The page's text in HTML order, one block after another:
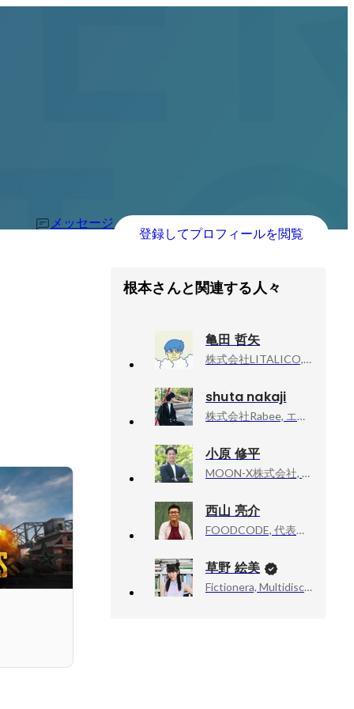
メッセージ
登録してプロフィールを閲覧
根本さんと関連する人々
亀田 哲矢
株式会社LITALICO, Senior Executive officer
shuta nakaji
株式会社Rabee, エンジニア
小原 修平
MOON-X株式会社, VP, Head of CEO Office
西山 亮介
FOODCODE, 代表取締役社長
草野 絵美
Fictionera, Multidisciplinary Artist / CEO / Co-Founder